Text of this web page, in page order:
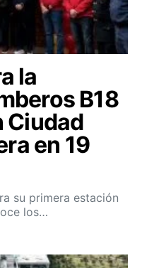
la
B18
Ciudad
en 19
su primera estación
los…